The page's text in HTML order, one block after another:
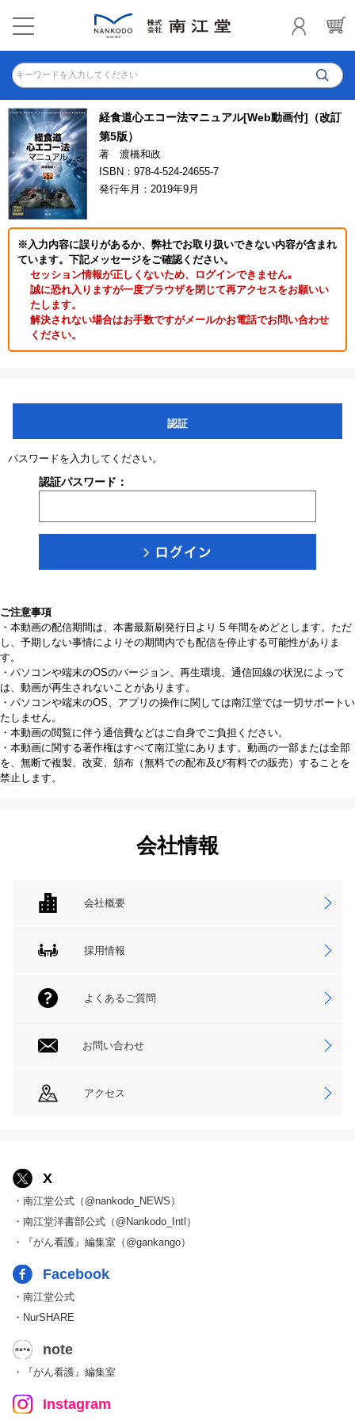
キーワードを入力してください
経食道心エコー法マニュアル[Web動画付]（改訂
第5版）
著 渡橋和政
ISBN：978-4-524-24655-7
発行年月：2019年9月
※入力内容に誤りがあるか、弊社でお取り扱いできない内容が含まれ
ています。下記メッセージをご確認ください。
セッション情報が正しくないため、ログインできません｡
誠に恐れ入りますが一度ブラウザを閉じて再アクセスをお願いい
たします。
解決されない場合はお手数ですがメールかお電話でお問い合わせ
ください。
認証
パスワードを入力してください。
認証パスワード：
ご注意事項
・本動画の配信期間は、本書最新刷発行日より 5 年間をめどとします。ただ
し、予期しない事情によりその期間内でも配信を停止する可能性がありま
す。
・パソコンや端末のOSのバージョン、再生環境、通信回線の状況によって
は、動画が再生されないことがあります。
・パソコンや端末のOS、アプリの操作に関しては南江堂では一切サポートい
たしません。
・本動画の閲覧に伴う通信費などはご自身でご負担ください。
・本動画に関する著作権はすべて南江堂にあります。動画の一部または全部
を、無断で複製、改変、頒布（無料での配布及び有料での販売）することを
禁止します。
会社情報
会社概要
採用情報
よくあるご質問
お問い合わせ
アクセス
X
・南江堂公式（@nankodo_NEWS）
・南江堂洋書部公式（@Nankodo_Intl）
・『がん看護』編集室（@gankango）
Facebook
・南江堂公式
・NurSHARE
note
・『がん看護』編集室
Instagram